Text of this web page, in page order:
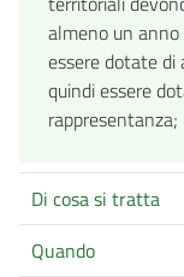
almeno un
essere dotate di
quindi essere
Di cosa si tratta
Quando